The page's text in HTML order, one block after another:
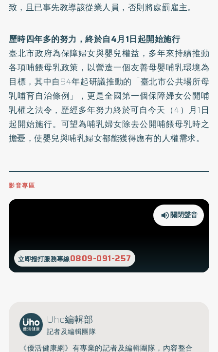
致，且已事先教導該從業人員，否則將處罰雇主。
歷時四年多的努力，終於自4月1日起開始施行
臺北市政府為保障婦女與嬰兒權益，多年來持續推動
各項哺餵母乳政策，以營造一個友善母嬰哺乳環境為
目標，其中自94年起研議推動的「臺北市公共場所母
乳哺育自治條例」，更是全國第一個保障婦女公開哺
乳權之法令，歷經多年努力終於可自今天（4）月1日
起開始施行。可望為哺乳婦女除去公開哺餵母乳時之
擔憂，使嬰兒與哺乳婦女都能獲得應有的人權需求。
影音專區
立即撥打服務專線0809-091-257
關閉聲音
Uho編輯部
記者及編輯團隊
《優活健康網》有專業的記者及編輯團隊，內容整合